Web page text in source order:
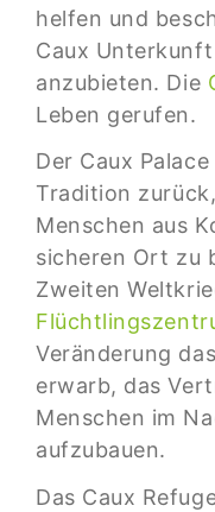
helfen und
Caux
anzubieten. Die
Leben gerufen.
Der Caux
Tradition
Menschen aus
sicheren Ort zu
Zweiten
Veränderung
erwarb, das
Menschen im
aufzubauen.
Das Caux